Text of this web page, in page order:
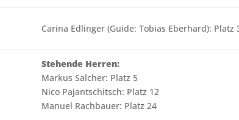
Carina Edlinger (Guide: Tobias Eberhard): Platz
Stehende Herren:
Markus Salcher: Platz 5
Nico Pajantschitsch: Platz 12
Manuel Rachbauer: Platz 24